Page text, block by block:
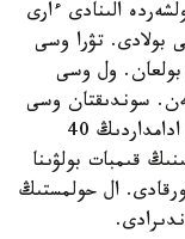
الىنادى ءارى
بولادى. تۋرا وسى
بولعان. ول وسى
سوندىقتان وسى
ءادىستى ويلاپ تاپقان. حولمستىڭ سوزىنشە ادامداردىڭ 40
قىمبات بولۋىنا
ال حولمستىڭ